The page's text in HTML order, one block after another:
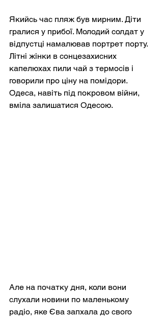
Якийсь час пляж був мирним. Діти
гралися у прибої. Молодий солдат у
відпустці намалював портрет порту.
Літні жінки в сонцезахисних
капелюхах пили чай з термосів і
говорили про ціну на помідори.
Одеса, навіть під покровом війни,
вміла залишатися Одесою.
Але на початку дня, коли вони
слухали новини по маленькому
радіо, яке Єва запхала до свого